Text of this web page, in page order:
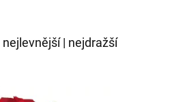
nejlevnější| nejdražší